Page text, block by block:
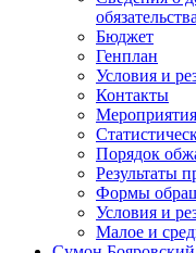
Бюджет
Генплан
Условия и
Контакты
Порядок
Результаты
Формы
Условия и
Малое и